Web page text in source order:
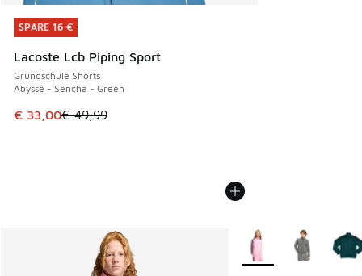
SPARE 16 €
Lacoste Lcb Piping Sport
Grundschule Shorts
Abysse - Sencha - Green
Dieser Artikel ist im Sale. Der Preis ist von € 49,99 auf €
€ 33,00€ 49,99
SPARE 16 €
Weitere Farben